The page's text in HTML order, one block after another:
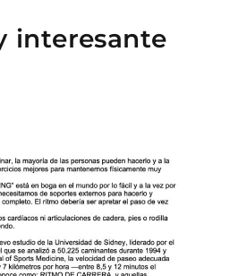
interesante